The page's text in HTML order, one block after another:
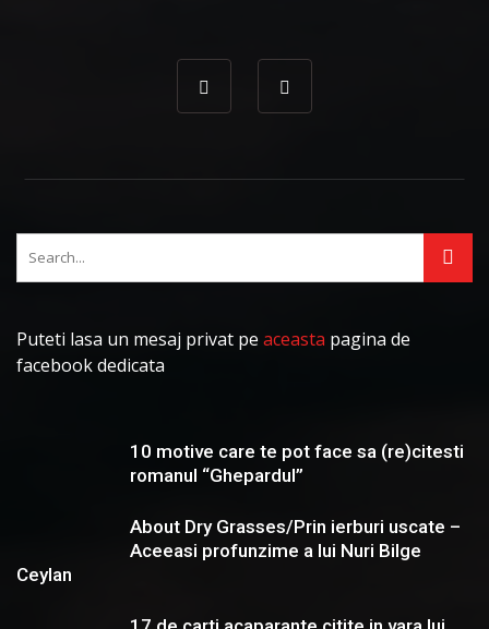
Puteti lasa un mesaj privat pe aceasta pagina de
facebook dedicata
10 motive care te pot face sa (re)citesti
romanul “Ghepardul”
About Dry Grasses/Prin ierburi uscate –
Aceeasi profunzime a lui Nuri Bilge
Ceylan